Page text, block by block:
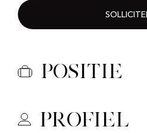
Positie
Profiel